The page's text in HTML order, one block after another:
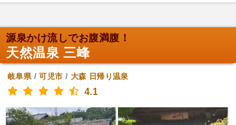
源泉かけ流しでお腹満腹！
天然温泉 三峰
岐阜県/可児市 / 大森 日帰り温泉
4.1